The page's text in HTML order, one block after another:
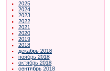
2025
2024
2023
2022
2021
2020
2019
2018
декабрь 2018
ноябрь 2018
октябрь 2018
сентябрь 2018